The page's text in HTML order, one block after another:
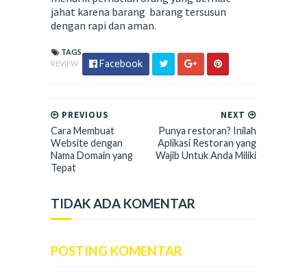
jahat karena barang barang tersusun
dengan rapi dan aman.
TAGS
REVIEW
Facebook
NEXT
Punya restoran? Inilah
Aplikasi Restoran yang
Wajib Untuk Anda Miliki
PREVIOUS
Cara Membuat
Website dengan
Nama Domain yang
Tepat
TIDAK ADA KOMENTAR
POSTING KOMENTAR